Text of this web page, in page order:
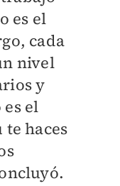
es el
cada
nivel
y
el
te haces